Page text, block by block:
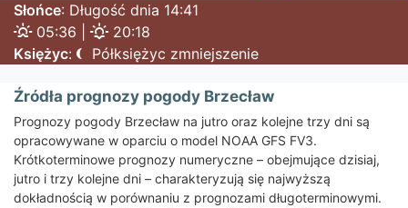
Słońce: Długość dnia 14:41
05:36 |
20:18
Księżyc: Półksiężyc zmniejszenie
Źródła prognozy pogody Brzecław
Prognozy pogody Brzecław na jutro oraz kolejne trzy dni są
opracowywane w oparciu o model NOAA GFS FV3.
Krótkoterminowe prognozy numeryczne – obejmujące dzisiaj,
jutro i trzy kolejne dni – charakteryzują się najwyższą
dokładnością w porównaniu z prognozami długoterminowymi.